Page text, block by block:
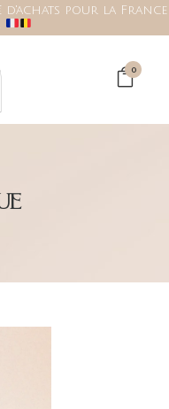
pour la France
0